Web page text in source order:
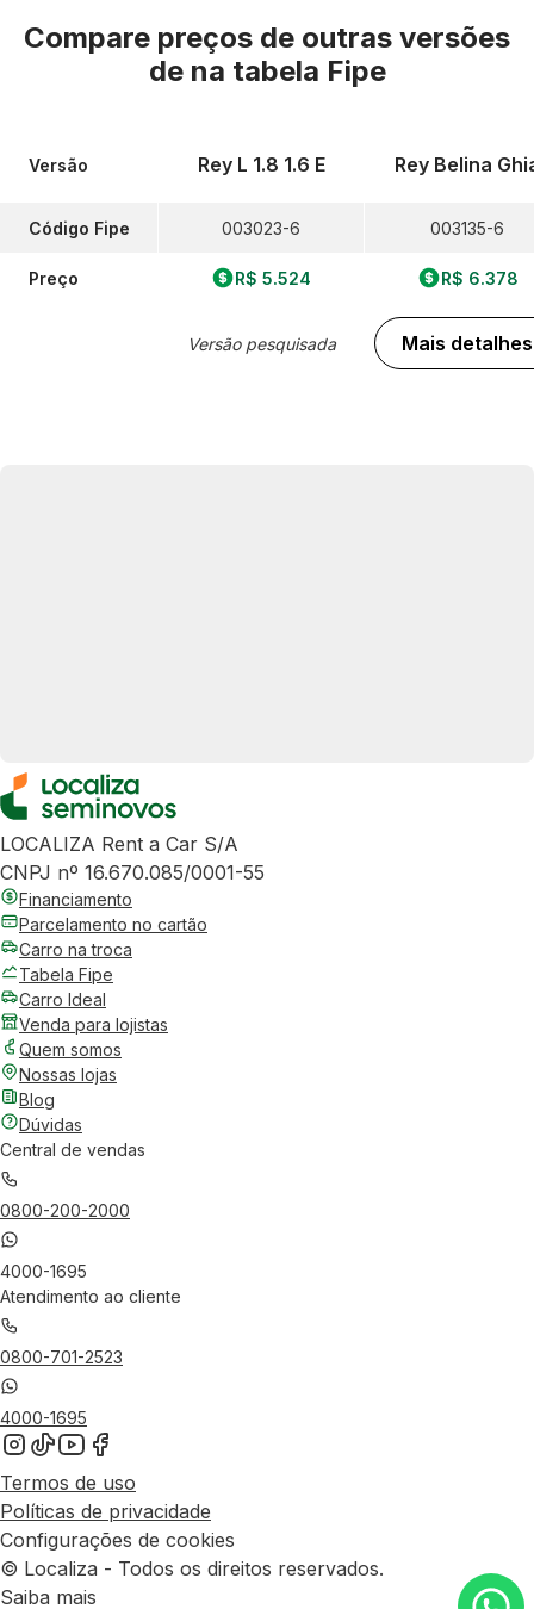
Compare preços de outras versões
de na tabela Fipe
Versão
Código Fipe
Preço
Rey L 1.8 1.6 E
003023-6
R$ 5.524
Versão pesquisada
Rey Belina
003135-6
R$ 6.378
Mais detalhes
LOCALIZA Rent a Car S/A
CNPJ nº 16.670.085/0001-55
Financiamento
Parcelamento no cartão
Carro na troca
Tabela Fipe
Carro Ideal
Venda para lojistas
Quem somos
Nossas lojas
Blog
Dúvidas
Central de vendas
0800-200-2000
4000-1695
Atendimento ao cliente
0800-701-2523
4000-1695
Termos de uso
Políticas de privacidade
Configurações de cookies
© Localiza - Todos os direitos reservados.
Saiba mais